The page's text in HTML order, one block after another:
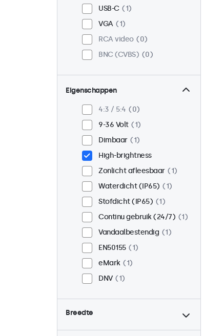
USB-C
1
VGA
1
RCA video
0
BNC (CVBS)
0
Eigenschappen
4:3 / 5:4
0
9-36 Volt
1
Dimbaar
1
High-brightness
Zonlicht afleesbaar
1
Waterdicht (IP65)
1
Stofdicht (IP65)
1
Continu gebruik (24/7)
1
Vandaalbestendig
1
EN50155
1
eMark
1
DNV
1
Breedte